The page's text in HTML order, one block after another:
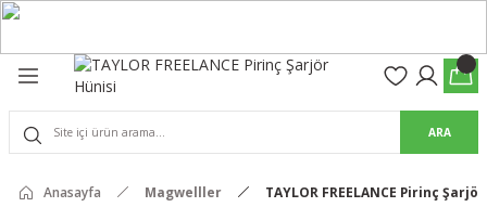
Pro Pantolon
ARA
Anasayfa Magwelller TAYLOR FREELANCE Pirinç